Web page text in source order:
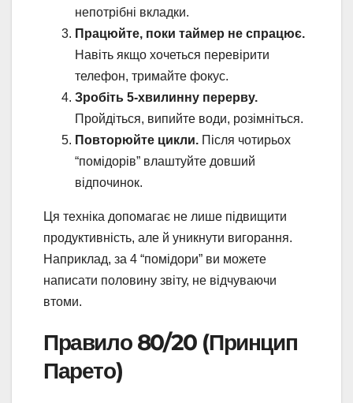
непотрібні вкладки.
Працюйте, поки таймер не спрацює.
Навіть якщо хочеться перевірити
телефон, тримайте фокус.
Зробіть 5-хвилинну перерву.
Пройдіться, випийте води, розімніться.
Повторюйте цикли. Після чотирьох
“помідорів” влаштуйте довший
відпочинок.
Ця техніка допомагає не лише підвищити
продуктивність, але й уникнути вигорання.
Наприклад, за 4 “помідори” ви можете
написати половину звіту, не відчуваючи
втоми.
Правило 80/20 (Принцип
Парето)